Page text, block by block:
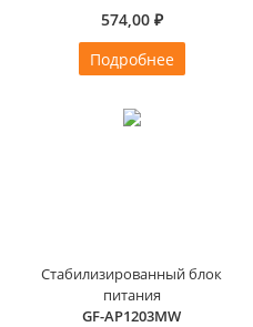
574,00 ₽
Подробнее
Стабилизированный блок
питания
GF-AP1203MW